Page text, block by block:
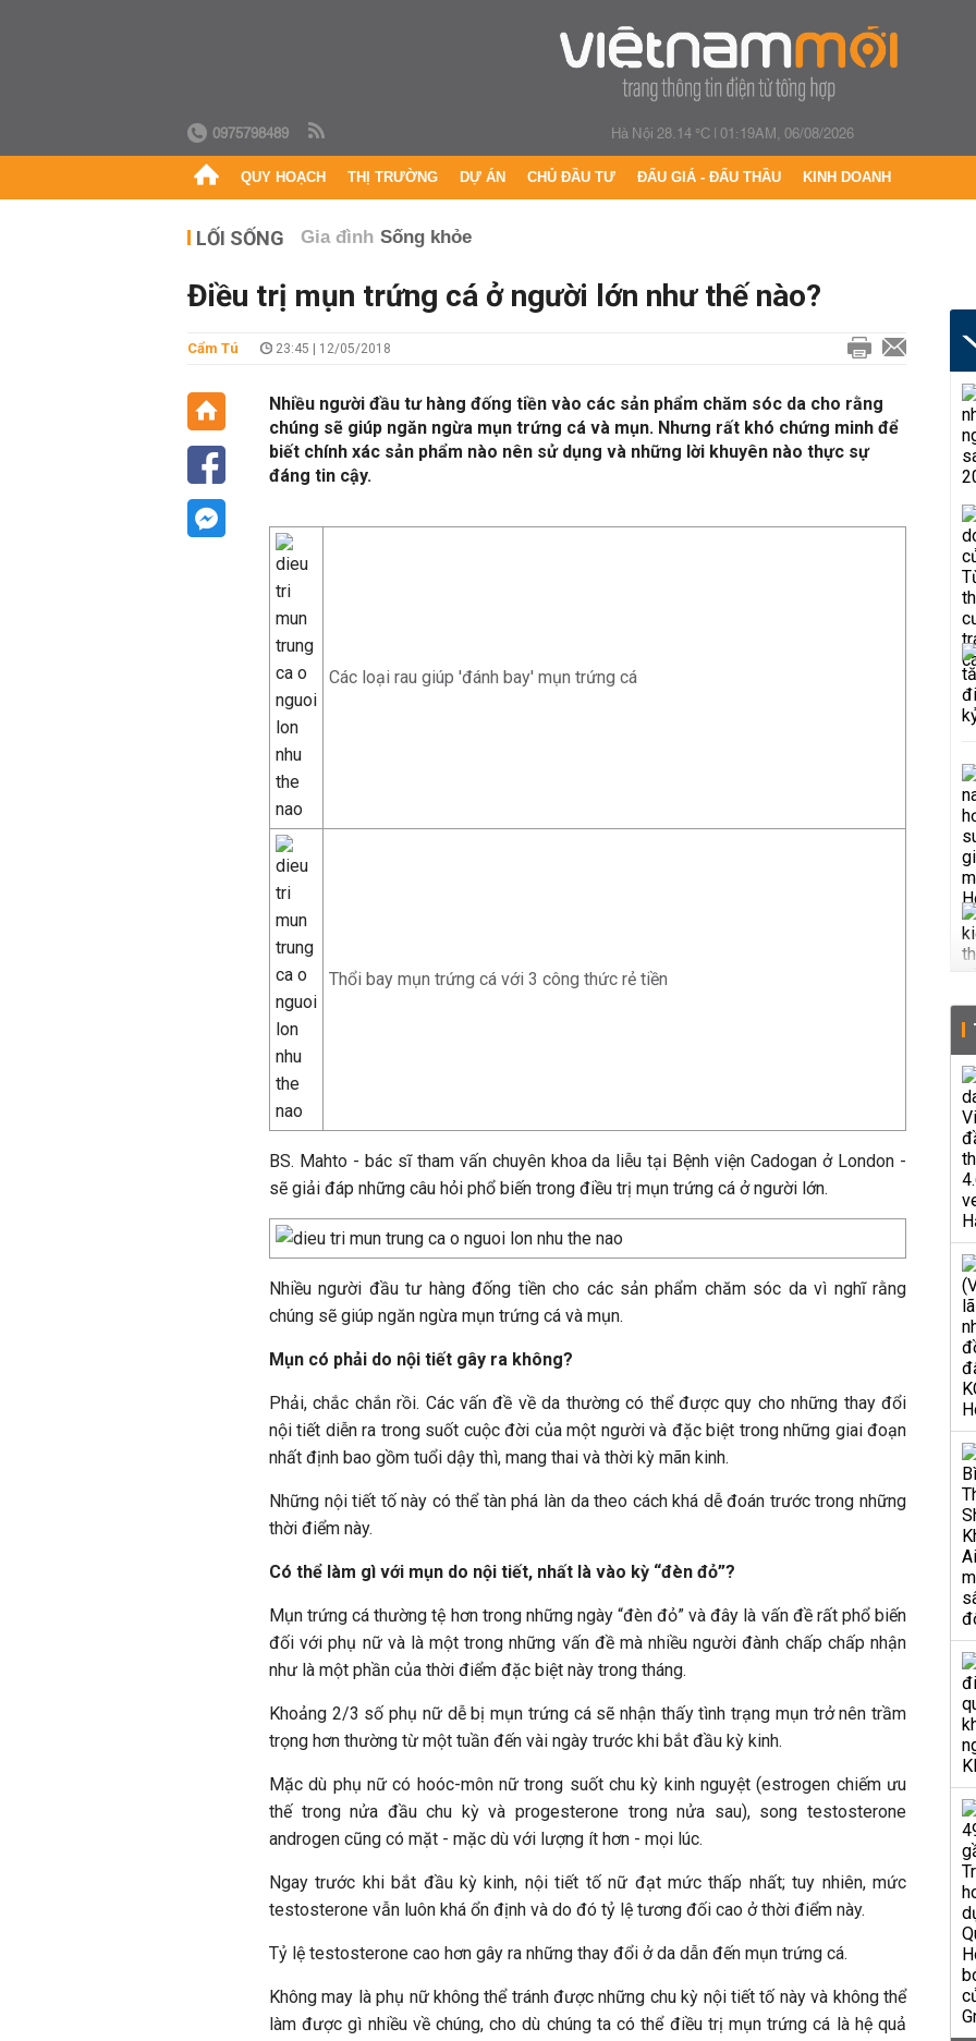
0975798489 Hà Nội 28.14 °C|01:19AM, 06/08/2026
QUY HOẠCH THỊ TRƯỜNG DỰ ÁN CHỦ ĐẦU TƯ ĐẤU GIÁ - ĐẤU THẦU KINH DOANH
LỐI SỐNG Gia đình Sống khỏe
Điều trị mụn trứng cá ở người lớn như thế nào?
Cẩm Tú 23:45 | 12/05/2018
Nhiều người đầu tư hàng đống tiền vào các sản phẩm chăm sóc da cho rằng
chúng sẽ giúp ngăn ngừa mụn trứng cá và mụn. Nhưng rất khó chứng minh để
biết chính xác sản phẩm nào nên sử dụng và những lời khuyên nào thực sự
đáng tin cậy.
Các loại rau giúp 'đánh bay' mụn trứng cá
Thổi bay mụn trứng cá với 3 công thức rẻ tiền
BS. Mahto - bác sĩ tham vấn chuyên khoa da liễu tại Bệnh viện Cadogan ở London -
sẽ giải đáp những câu hỏi phổ biến trong điều trị mụn trứng cá ở người lớn.
Nhiều người đầu tư hàng đống tiền cho các sản phẩm chăm sóc da vì nghĩ rằng
chúng sẽ giúp ngăn ngừa mụn trứng cá và mụn.
Mụn có phải do nội tiết gây ra không?
Phải, chắc chắn rồi. Các vấn đề về da thường có thể được quy cho những thay đổi
nội tiết diễn ra trong suốt cuộc đời của một người và đặc biệt trong những giai đoạn
nhất định bao gồm tuổi dậy thì, mang thai và thời kỳ mãn kinh.
Những nội tiết tố này có thể tàn phá làn da theo cách khá dễ đoán trước trong những
thời điểm này.
Có thể làm gì với mụn do nội tiết, nhất là vào kỳ “đèn đỏ”?
Mụn trứng cá thường tệ hơn trong những ngày “đèn đỏ” và đây là vấn đề rất phổ biến
đối với phụ nữ và là một trong những vấn đề mà nhiều người đành chấp chấp nhận
như là một phần của thời điểm đặc biệt này trong tháng.
Khoảng 2/3 số phụ nữ dễ bị mụn trứng cá sẽ nhận thấy tình trạng mụn trở nên trầm
trọng hơn thường từ một tuần đến vài ngày trước khi bắt đầu kỳ kinh.
Mặc dù phụ nữ có hoóc-môn nữ trong suốt chu kỳ kinh nguyệt (estrogen chiếm ưu
thế trong nửa đầu chu kỳ và progesterone trong nửa sau), song testosterone
androgen cũng có mặt - mặc dù với lượng ít hơn - mọi lúc.
Ngay trước khi bắt đầu kỳ kinh, nội tiết tố nữ đạt mức thấp nhất; tuy nhiên, mức
testosterone vẫn luôn khá ổn định và do đó tỷ lệ tương đối cao ở thời điểm này.
Tỷ lệ testosterone cao hơn gây ra những thay đổi ở da dẫn đến mụn trứng cá.
Không may là phụ nữ không thể tránh được những chu kỳ nội tiết tố này và không thể
làm được gì nhiều về chúng, cho dù chúng ta có thể điều trị mụn trứng cá là hệ quả